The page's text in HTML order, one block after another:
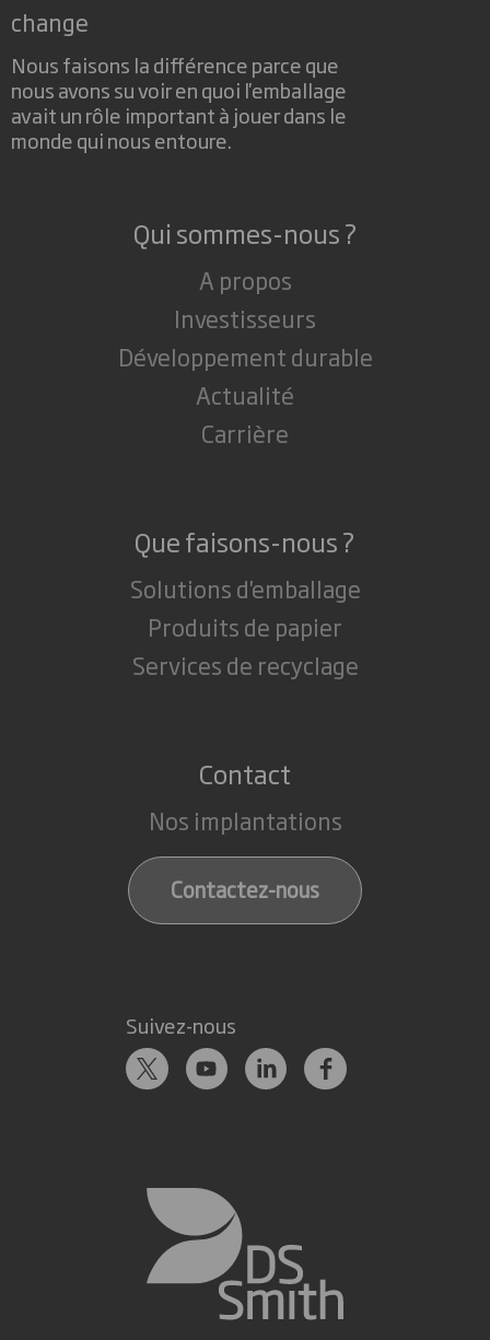
change
Nous faisons la différence parce que
nous avons su voir en quoi l'emballage
avait un rôle important à jouer dans le
monde qui nous entoure.
Qui sommes-nous ?
A propos
Investisseurs
Développement durable
Actualité
Carrière
Que faisons-nous ?
Solutions d'emballage
Produits de papier
Services de recyclage
Contact
Nos implantations
Contactez-nous
Suivez-nous